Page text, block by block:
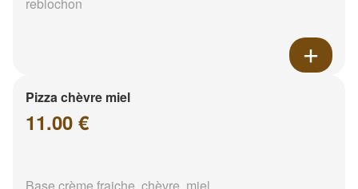
reblochon
Pizza chèvre miel
11.00 €